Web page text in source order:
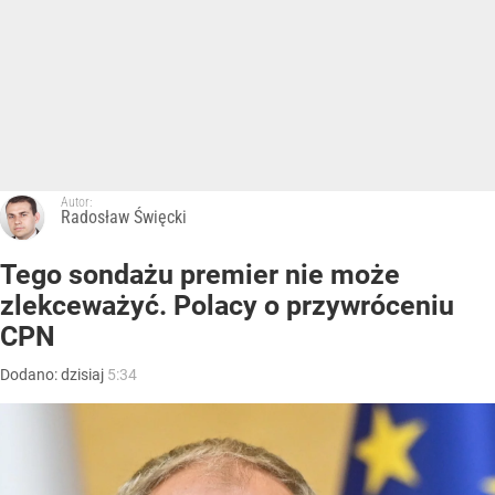
Autor:
Radosław Święcki
Tego sondażu premier nie może
zlekceważyć. Polacy o przywróceniu
CPN
Dodano:dzisiaj 5:34